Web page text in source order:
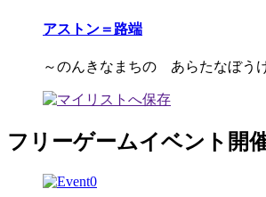
アストン＝路端
～のんきなまちの あらたなぼう
フリーゲームイベント開